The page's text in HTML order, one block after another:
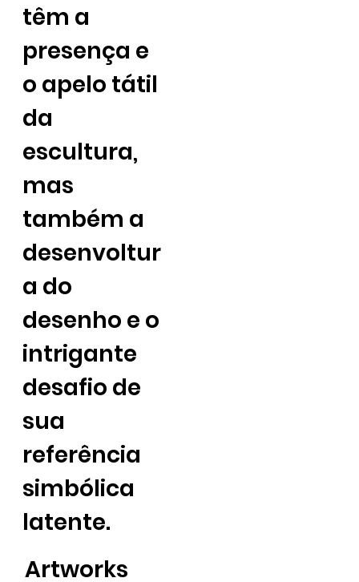
têm a
presença e
o apelo tátil
da
escultura,
mas
também a
desenvoltur
a do
desenho e o
intrigante
desafio de
sua
referência
simbólica
latente.
Artworks